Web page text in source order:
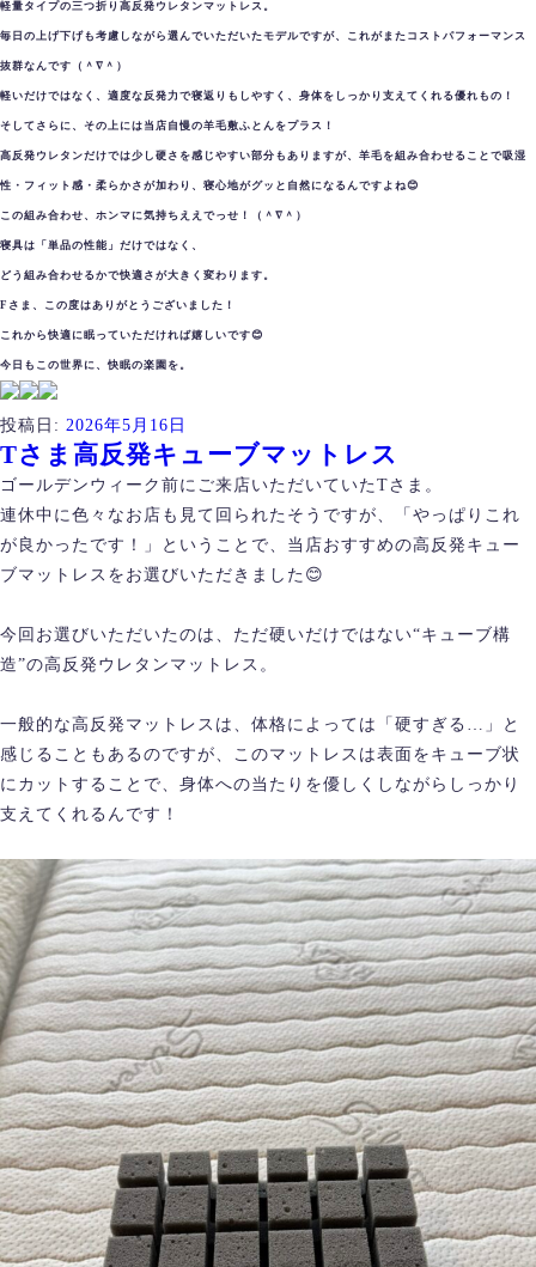
軽量タイプの三つ折り高反発ウレタンマットレス。
毎日の上げ下げも考慮しながら選んでいただいたモデルですが、これがまたコストパフォーマンス
抜群なんです（＾∇＾）
軽いだけではなく、適度な反発力で寝返りもしやすく、身体をしっかり支えてくれる優れもの！
そしてさらに、その上には当店自慢の羊毛敷ふとんをプラス！
高反発ウレタンだけでは少し硬さを感じやすい部分もありますが、羊毛を組み合わせることで吸湿
性・フィット感・柔らかさが加わり、寝心地がグッと自然になるんですよね😊
この組み合わせ、ホンマに気持ちええでっせ！（＾∇＾）
寝具は「単品の性能」だけではなく、
どう組み合わせるかで快適さが大きく変わります。
Fさま、この度はありがとうございました！
これから快適に眠っていただければ嬉しいです😊
今日もこの世界に、快眠の楽園を。
投稿日: 2026年5月16日
Tさま高反発キューブマットレス
ゴールデンウィーク前にご来店いただいていたTさま。
連休中に色々なお店も見て回られたそうですが、「やっぱりこれ
が良かったです！」ということで、当店おすすめの高反発キュー
ブマットレスをお選びいただきました😊
今回お選びいただいたのは、ただ硬いだけではない“キューブ構
造”の高反発ウレタンマットレス。
一般的な高反発マットレスは、体格によっては「硬すぎる…」と
感じることもあるのですが、このマットレスは表面をキューブ状
にカットすることで、身体への当たりを優しくしながらしっかり
支えてくれるんです！